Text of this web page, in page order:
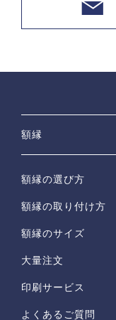
額縁
額縁の選び方
額縁の取り付け方
額縁のサイズ
大量注文
印刷サービス
よくあるご質問